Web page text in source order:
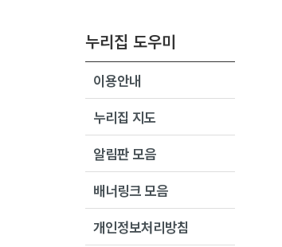
누리집 도우미
이용안내
누리집 지도
알림판 모음
배너링크 모음
개인정보처리방침